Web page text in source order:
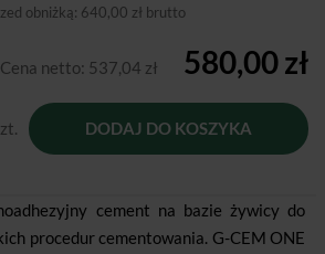
obniżką: 640,00 zł brutto
Cena netto: 537,04 zł 580,00 zł
DODAJ DO KOSZYKA
cement na bazie żywicy do
procedur cementowania. G-CEM ONE